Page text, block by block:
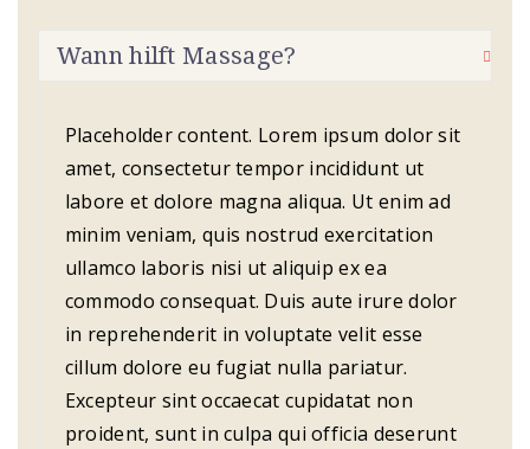
Wann hilft Massage?
Placeholder content. Lorem ipsum dolor sit
amet, consectetur tempor incididunt ut
labore et dolore magna aliqua. Ut enim ad
minim veniam, quis nostrud exercitation
ullamco laboris nisi ut aliquip ex ea
commodo consequat. Duis aute irure dolor
in reprehenderit in voluptate velit esse
cillum dolore eu fugiat nulla pariatur.
Excepteur sint occaecat cupidatat non
proident, sunt in culpa qui officia deserunt